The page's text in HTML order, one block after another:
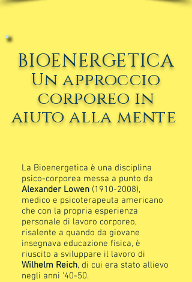
BIOENERGETICA
Un approccio
corporeo in
aiuto alla mente
La Bioenergetica è una disciplina
psico-corporea messa a punto da
Alexander Lowen (1910-2008),
medico e psicoterapeuta americano
che con la propria esperienza
personale di lavoro corporeo,
risalente a quando da giovane
insegnava educazione fisica, è
riuscito a sviluppare il lavoro di
Wilhelm Reich, di cui era stato allievo
negli anni '40-50.